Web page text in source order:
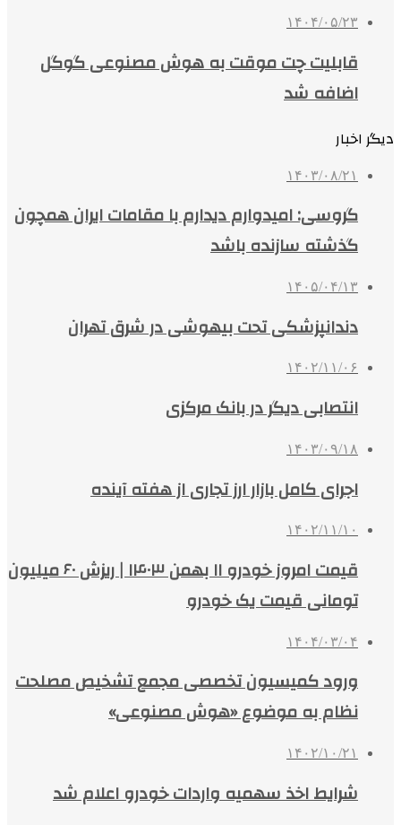
۱۴۰۴/۰۵/۲۳
قابلیت چت موقت به هوش مصنوعی گوگل
اضافه شد
دیگر اخبار
۱۴۰۳/۰۸/۲۱
گروسی: امیدوارم دیدارم با مقامات ایران همچون
گذشته سازنده باشد
۱۴۰۵/۰۴/۱۳
دندانپزشکی تحت بیهوشی در شرق تهران
۱۴۰۲/۱۱/۰۶
انتصابی دیگر در بانک مرکزی
۱۴۰۳/۰۹/۱۸
اجرای کامل بازار ارز تجاری از هفته آینده
۱۴۰۲/۱۱/۱۰
قیمت امروز خودرو ۱۱ بهمن ۱۴۰۳ | ریزش ۶۰ میلیون
تومانی قیمت یک خودرو
۱۴۰۴/۰۳/۰۴
ورود کمیسیون تخصصی مجمع تشخیص مصلحت
نظام به موضوع «هوش مصنوعی»
۱۴۰۲/۱۰/۲۱
شرایط اخذ سهمیه واردات خودرو اعلام شد